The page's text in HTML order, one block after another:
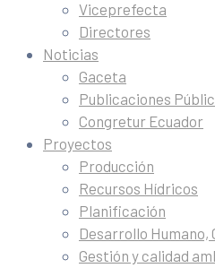
Viceprefecta
Directores
Noticias
Gaceta
Publicaciones
Congretur Ecuador
Proyectos
Producción
Recursos Hídricos
Planificación
Desarrollo Humano,
Gestión y calidad